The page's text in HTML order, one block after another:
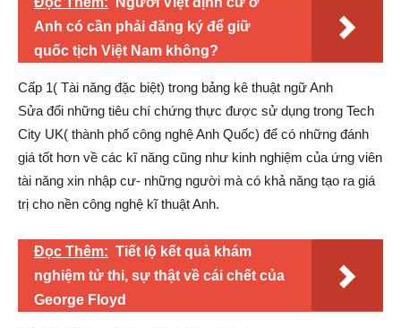
Anh có cần phải đăng ký để giữ
quốc tịch Việt Nam không?
Cấp 1( Tài năng đặc biệt) trong bảng kê thuật ngữ Anh
Sửa đổi những tiêu chí chứng thực được sử dụng trong Tech
City UK( thành phố công nghệ Anh Quốc) để có những đánh
giá tốt hơn về các kĩ năng cũng như kinh nghiệm của ứng viên
tài năng xin nhập cư- những người mà có khả năng tạo ra giá
trị cho nền công nghệ kĩ thuật Anh.
Đọc Thêm: Tiết lộ kết quả khám
nghiệm tử thi, sự thật về cái chết của
George Floyd